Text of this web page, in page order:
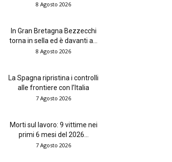
8 Agosto 2026
In Gran Bretagna Bezzecchi
torna in sella ed è davanti a...
8 Agosto 2026
La Spagna ripristina i controlli
alle frontiere con l’Italia
7 Agosto 2026
Morti sul lavoro: 9 vittime nei
primi 6 mesi del 2026...
7 Agosto 2026